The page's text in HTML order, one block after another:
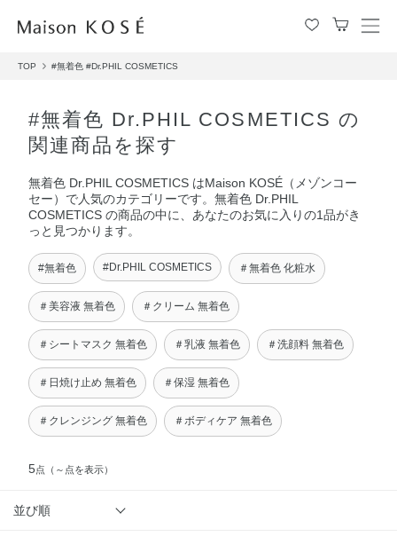
メ
TOP #無着色 #Dr.PHIL COSMETICS
#無着色 Dr.PHIL COSMETICS の
関連商品を探す
無着色 Dr.PHIL COSMETICS はMaison KOSÉ（メゾンコー
セー）で人気のカテゴリーです。無着色 Dr.PHIL
COSMETICS の商品の中に、あなたのお気に入りの1品がき
っと見つかります。
#無着色 #Dr.PHIL COSMETICS ＃無着色 化粧水
＃美容液 無着色 ＃クリーム 無着色
＃シートマスク 無着色 ＃乳液 無着色 ＃洗顔料 無着色
＃日焼け止め 無着色 ＃保湿 無着色
＃クレンジング 無着色 ＃ボディケア 無着色
5点 （～点を表示）
並び順